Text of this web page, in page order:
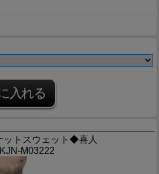
ットスウェット◆喜人
KJN-M03222